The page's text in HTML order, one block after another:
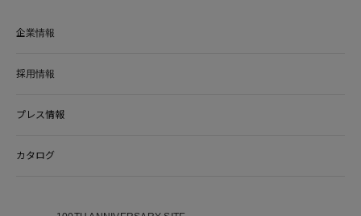
企業情報
採用情報
プレス情報
カタログ